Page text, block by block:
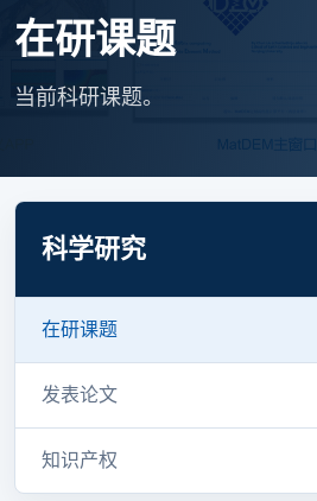
在研课题
当前科研课题。
科学研究
在研课题
发表论文
知识产权